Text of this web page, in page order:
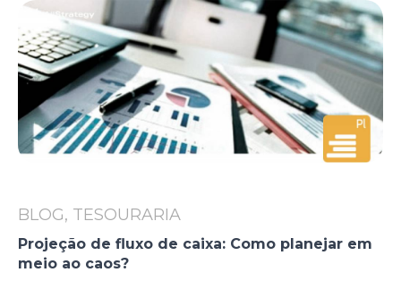
BLOG, TESOURARIA
Projeção de fluxo de caixa: Como planejar em
meio ao caos?